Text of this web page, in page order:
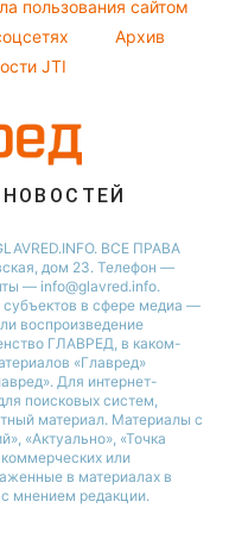
пользования сайтом
Архив
JTI
ВСЕ ПРАВА
дом 23. Телефон —
— info@glavred.info.
cубъектов в сфере медиа —
воспроизведение
ГЛАВРЕД, в каком-
«Главред»
Для интернет-
поисковых систем,
материал. Материалы с
«Актуально», «Точка
или
в материалах в
мнением редакции.